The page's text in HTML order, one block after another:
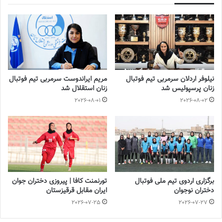
ایران – استرالیا
یکشنبه هفتم آبان‌ماه
استرالیا – فیلیپین
چین‌تایپه – ایران
چهارشنبه دهم آبان‌ماه
ایران – فیلیپین
چین‌تایپه – استرالیا
💻منبع:ایسنا 📸عکس:سهیل سعادتمندی
نیلوفر اردلان سرمربی تیم فوتبال
زنان پرسپولیس شد
2026-08-02
مریم ایراندوست سرمربی تیم فوتبال
زنان استقلال شد
2026-08-01
برگزاری اردوی تیم ملی فوتبال
دختران نوجوان
2026-07-27
تورنمنت کافا | پیروزی دختران جوان
ایران مقابل قرقیزستان
2026-07-25